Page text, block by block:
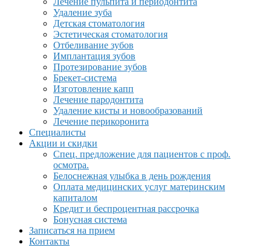
Удаление зуба
Детская стоматология
Эстетическая стоматология
Отбеливание зубов
Имплантация зубов
Протезирование зубов
Брекет-система
Изготовление капп
Лечение пародонтита
Удаление кисты и новообразований
Лечение перикоронита
Специалисты
Акции и скидки
Спец. предложение для пациентов с проф.
осмотра.
Белоснежная улыбка в день рождения
Оплата медицинских услуг материнским
капиталом
Кредит и беспроцентная рассрочка
Бонусная система
Записаться на прием
Контакты